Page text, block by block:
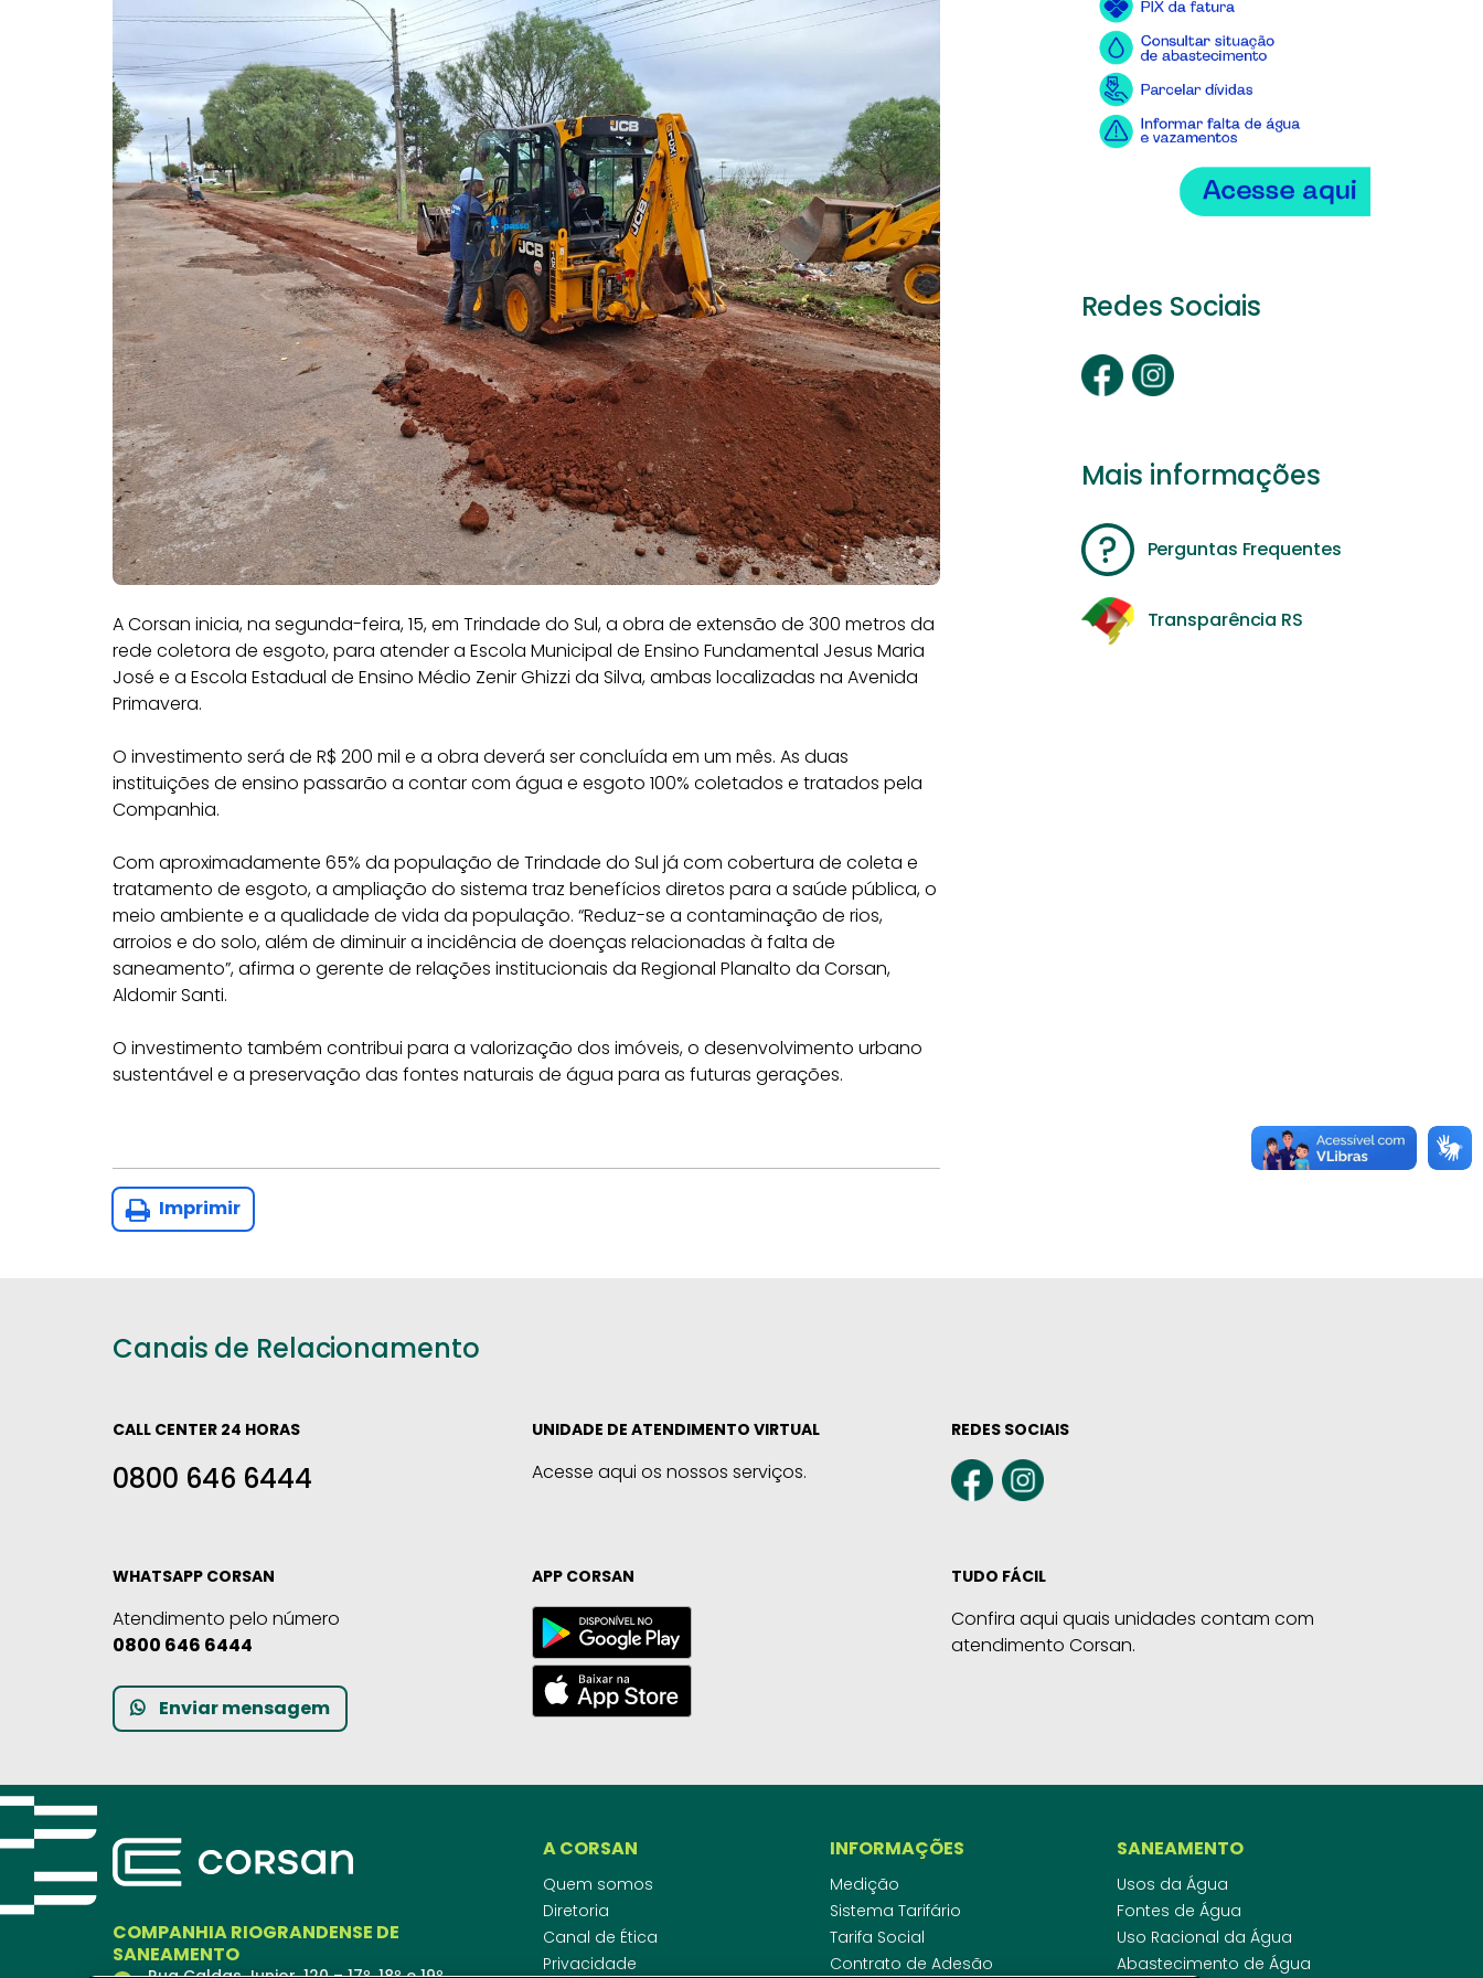
A Corsan inicia, na segunda-feira, 15, em Trindade do Sul, a obra de extensão de 300 metros da
rede coletora de esgoto, para atender a Escola Municipal de Ensino Fundamental Jesus Maria
José e a Escola Estadual de Ensino Médio Zenir Ghizzi da Silva, ambas localizadas na Avenida
Primavera.
O investimento será de R$ 200 mil e a obra deverá ser concluída em um mês. As duas
instituições de ensino passarão a contar com água e esgoto 100% coletados e tratados pela
Companhia.
Com aproximadamente 65% da população de Trindade do Sul já com cobertura de coleta e
tratamento de esgoto, a ampliação do sistema traz benefícios diretos para a saúde pública, o
meio ambiente e a qualidade de vida da população. “Reduz-se a contaminação de rios,
arroios e do solo, além de diminuir a incidência de doenças relacionadas à falta de
saneamento”, afirma o gerente de relações institucionais da Regional Planalto da Corsan,
Aldomir Santi.
O investimento também contribui para a valorização dos imóveis, o desenvolvimento urbano
sustentável e a preservação das fontes naturais de água para as futuras gerações.
Imprimir
Redes Sociais
Mais informações
Perguntas Frequentes
Transparência RS
Canais de Relacionamento
CALL CENTER 24 HORAS
0800 646 6444
UNIDADE DE ATENDIMENTO VIRTUAL
Acesse aqui os nossos serviços.
REDES SOCIAIS
WHATSAPP CORSAN
Atendimento pelo número
0800 646 6444
Enviar mensagem
APP CORSAN TUDO FÁCIL
Confira aqui quais unidades contam com
atendimento Corsan.
COMPANHIA RIOGRANDENSE DE
SANEAMENTO
A CORSAN
Quem somos
Diretoria
Canal de Ética
Privacidade
INFORMAÇÕES
Medição
Sistema Tarifário
Tarifa Social
Contrato de Adesão
SANEAMENTO
Usos da Água
Fontes de Água
Uso Racional da Água
Abastecimento de Água